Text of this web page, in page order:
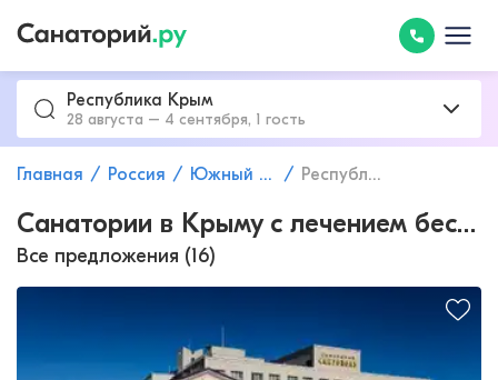
Республика Крым
28 августа – 4 сентября, 1 гость
Главная Россия Южный федеральный округ Республика Крым
Санатории в Крыму с лечением бесплодия
Все предложения (16)